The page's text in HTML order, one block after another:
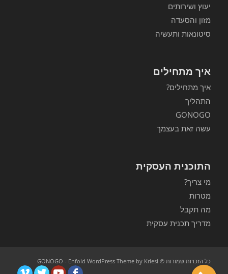
יעוץ ושירותים
מזון והסעדה
סיטונאות ותעשיה
איך מתחילים
איך מתחילים?
התהליך
GONOGO
עשה זאת בעצמך
התוכנית העסקית
מי צריך?
מטרות
מה תקבל
מדריך תכנית עסקית
כל הזכויות שמורות © GONOGO - Enfold WordPress Theme by Kriesi